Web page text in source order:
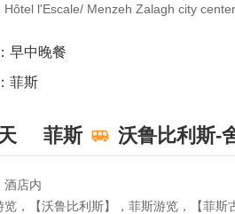
Hôtel l'Escale/ Menzeh Zalagh city
早中晚餐
菲斯
菲斯 沃鲁比利斯-
酒店内
览，【沃鲁比利斯】，菲斯游览，【菲斯